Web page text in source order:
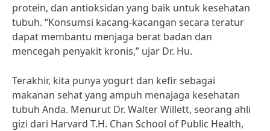
protein, dan antioksidan yang baik untuk kesehatan
tubuh. “Konsumsi kacang-kacangan secara teratur
dapat membantu menjaga berat badan dan
mencegah penyakit kronis,” ujar Dr. Hu.
Terakhir, kita punya yogurt dan kefir sebagai
makanan sehat yang ampuh menajaga kesehatan
tubuh Anda. Menurut Dr. Walter Willett, seorang ahli
gizi dari Harvard T.H. Chan School of Public Health,